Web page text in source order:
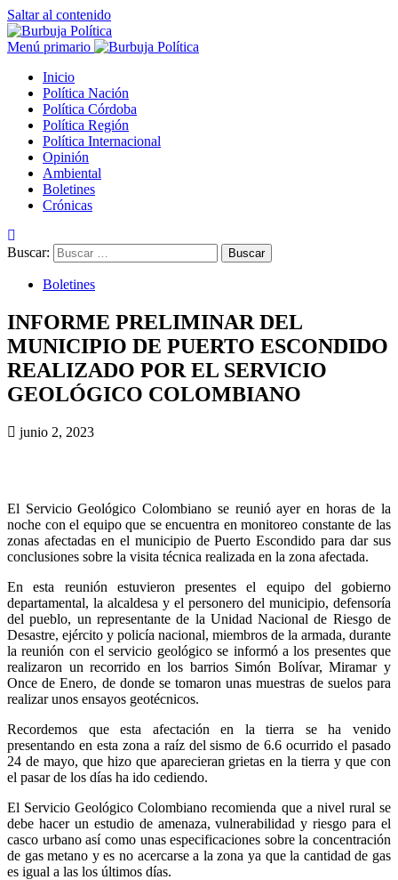
Saltar al contenido
Menú primario
Inicio
Política Nación
Política Córdoba
Política Región
Política Internacional
Opinión
Ambiental
Boletines
Crónicas
Buscar:
Boletines
INFORME PRELIMINAR DEL
MUNICIPIO DE PUERTO ESCONDIDO
REALIZADO POR EL SERVICIO
GEOLÓGICO COLOMBIANO
junio 2, 2023
El Servicio Geológico Colombiano se reunió ayer en horas de la
noche con el equipo que se encuentra en monitoreo constante de las
zonas afectadas en el municipio de Puerto Escondido para dar sus
conclusiones sobre la visita técnica realizada en la zona afectada.
En esta reunión estuvieron presentes el equipo del gobierno
departamental, la alcaldesa y el personero del municipio, defensoría
del pueblo, un representante de la Unidad Nacional de Riesgo de
Desastre, ejército y policía nacional, miembros de la armada, durante
la reunión con el servicio geológico se informó a los presentes que
realizaron un recorrido en los barrios Simón Bolívar, Miramar y
Once de Enero, de donde se tomaron unas muestras de suelos para
realizar unos ensayos geotécnicos.
Recordemos que esta afectación en la tierra se ha venido
presentando en esta zona a raíz del sismo de 6.6 ocurrido el pasado
24 de mayo, que hizo que aparecieran grietas en la tierra y que con
el pasar de los días ha ido cediendo.
El Servicio Geológico Colombiano recomienda que a nivel rural se
debe hacer un estudio de amenaza, vulnerabilidad y riesgo para el
casco urbano así como unas especificaciones sobre la concentración
de gas metano y es no acercarse a la zona ya que la cantidad de gas
es igual a las los últimos días.